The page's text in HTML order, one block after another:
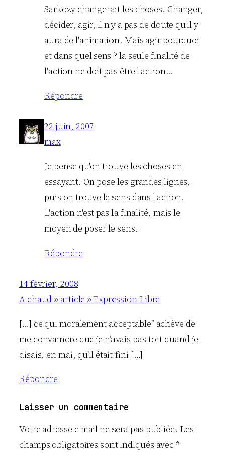
Sarkozy changerait les choses. Changer,
décider, agir, il n'y a pas de doute qu'il y
aura de l'animation. Mais agir pourquoi
et dans quel sens ? la seule finalité de
l'action ne doit pas être l'action…
Répondre
22 juin, 2007
max
Je pense qu'on trouve les choses en
essayant. On pose les grandes lignes,
puis on trouve le sens dans l'action.
L'action n'est pas la finalité, mais le
moyen de poser le sens.
Répondre
14 février, 2008
A chaud » article » Expression Libre
[…] ce qui moralement acceptable” achève de
me convaincre que je n’avais pas tort quand je
disais, en mai, qu’il était fini […]
Répondre
Laisser un commentaire
Votre adresse e-mail ne sera pas publiée. Les
champs obligatoires sont indiqués avec*